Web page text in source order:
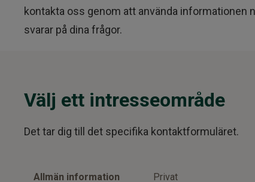
kontakta oss genom att använda informationen
svarar på dina frågor.
Välj ett intresseområde
Det tar dig till det specifika kontaktformuläret.
Allmän information
Privat